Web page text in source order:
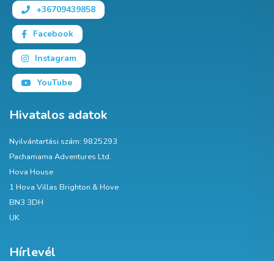
+36709439858
Facebook
Instagram
YouTube
Hivatalos adatok
Nyilvántartási szám: 9825293
Pachamama Adventures Ltd.
Hova House
1 Hova Villas Brighton & Hove
BN3 3DH
UK
Hírlevél